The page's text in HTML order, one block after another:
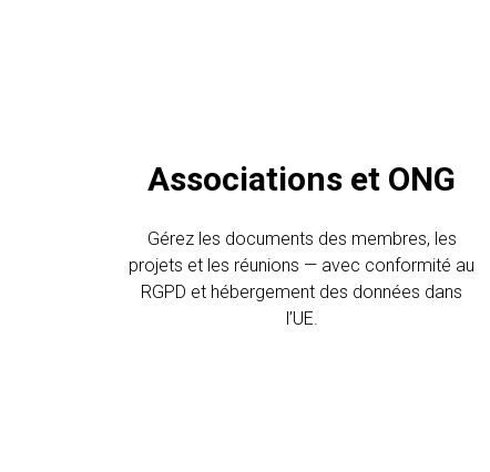
Associations et ONG
Gérez les documents des membres, les
projets et les réunions — avec conformité au
RGPD et hébergement des données dans
l’UE.